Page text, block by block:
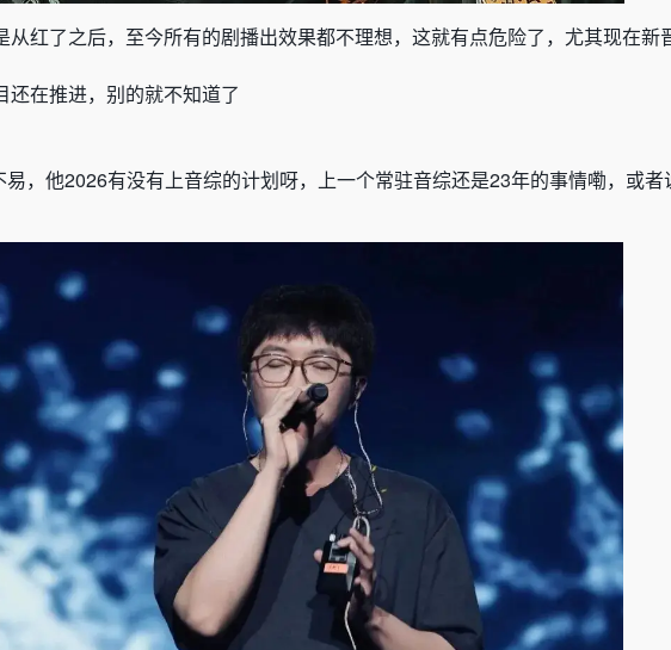
从红了之后，至今所有的剧播出效果都不理想，这就有点危险了，尤其现在新
还在推进，别的就不知道了
易，他2026有没有上音综的计划呀，上一个常驻音综还是23年的事情嘞，或者